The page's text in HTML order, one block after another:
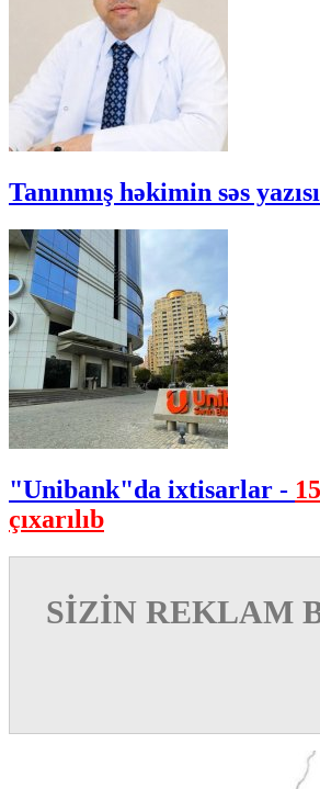
Tanınmış həkimin səs
"Unibank"da ixtisarlar -
çıxarılıb
SİZİN REKLAM